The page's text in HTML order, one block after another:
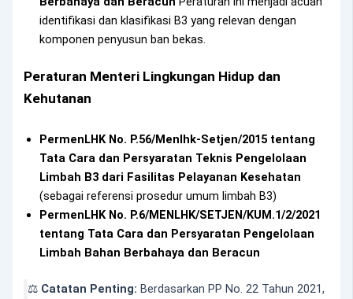
identifikasi dan klasifikasi B3 yang relevan dengan
komponen penyusun ban bekas.
Peraturan Menteri Lingkungan Hidup dan
Kehutanan
PermenLHK No. P.56/Menlhk-Setjen/2015 tentang
Tata Cara dan Persyaratan Teknis Pengelolaan
Limbah B3 dari Fasilitas Pelayanan Kesehatan
(sebagai referensi prosedur umum limbah B3)
PermenLHK No. P.6/MENLHK/SETJEN/KUM.1/2/2021
tentang Tata Cara dan Persyaratan Pengelolaan
Limbah Bahan Berbahaya dan Beracun
⚖️ Catatan Penting: Berdasarkan PP No. 22 Tahun 2021,